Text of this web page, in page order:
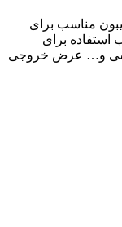
بالا ریبون مناسب برای
برای
و… عرض خروجی